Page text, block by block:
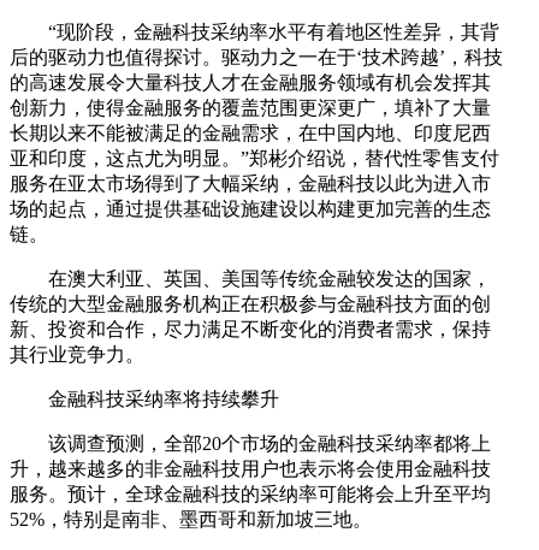
“现阶段，金融科技采纳率水平有着地区性差异，其背
后的驱动力也值得探讨。驱动力之一在于‘技术跨越’，科技
的高速发展令大量科技人才在金融服务领域有机会发挥其
创新力，使得金融服务的覆盖范围更深更广，填补了大量
长期以来不能被满足的金融需求，在中国内地、印度尼西
亚和印度，这点尤为明显。”郑彬介绍说，替代性零售支付
服务在亚太市场得到了大幅采纳，金融科技以此为进入市
场的起点，通过提供基础设施建设以构建更加完善的生态
链。
在澳大利亚、英国、美国等传统金融较发达的国家，
传统的大型金融服务机构正在积极参与金融科技方面的创
新、投资和合作，尽力满足不断变化的消费者需求，保持
其行业竞争力。
金融科技采纳率将持续攀升
该调查预测，全部20个市场的金融科技采纳率都将上
升，越来越多的非金融科技用户也表示将会使用金融科技
服务。预计，全球金融科技的采纳率可能将会上升至平均
52%，特别是南非、墨西哥和新加坡三地。